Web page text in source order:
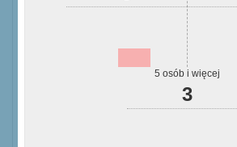
5 osób i więcej
3